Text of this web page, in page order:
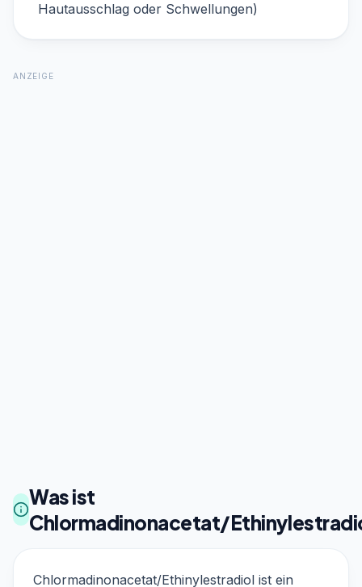
Hautausschlag oder Schwellungen)
ANZEIGE
Was ist
Chlormadinonacetat/
Chlormadinonacetat/Ethinylestradiol ist ein